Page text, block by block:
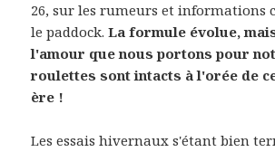
26, sur les rumeurs et informations
le paddock.La formule évolue,
l'amour que nous portons pour
roulettes sont intacts à l'orée de
ère !
Les essais hivernaux s'étant bien